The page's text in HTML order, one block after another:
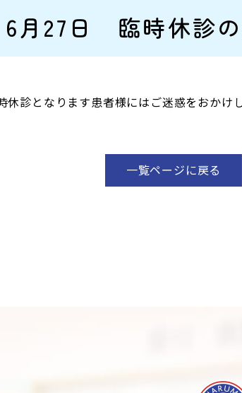
6月27日 臨時休診
診となります患者様にはご迷惑をおかけ
一覧ページに戻る